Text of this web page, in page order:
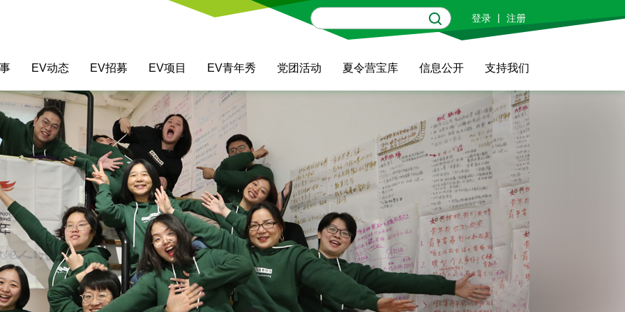
登录 | 注册
EV动态 EV招募 EV项目 EV青年秀 党团活动 夏令营宝库 信息公开 支持我们